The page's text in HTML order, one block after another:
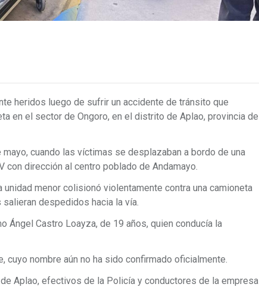
heridos luego de sufrir un accidente de tránsito que
en el sector de Ongoro, en el distrito de Aplao, provincia de
cuando las víctimas se desplazaban a bordo de una
dirección al centro poblado de Andamayo.
menor colisionó violentamente contra una camioneta
despedidos hacia la vía.
Ángel Castro Loayza, de 19 años, quien conducía la
cuyo nombre aún no ha sido confirmado oficialmente.
Aplao, efectivos de la Policía y conductores de la empresa